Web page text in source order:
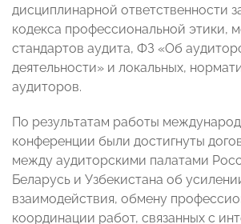
дисциплинарной ответственности
кодекса профессиональной этики,
стандартов аудита, ФЗ «Об
деятельности» и локальных,
аудиторов.
По результатам работы
конференции были достигнуты
между аудиторскими палатами
Беларусь и Узбекистана об
взаимодействия, обмену
координации работ, связанных с